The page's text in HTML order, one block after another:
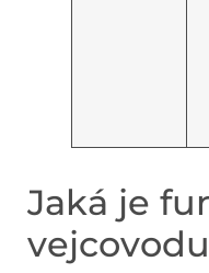
Jaká je